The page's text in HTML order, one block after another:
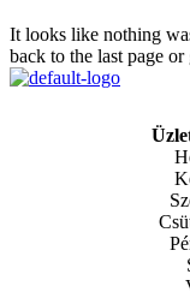
It looks like nothing
back to the last page or